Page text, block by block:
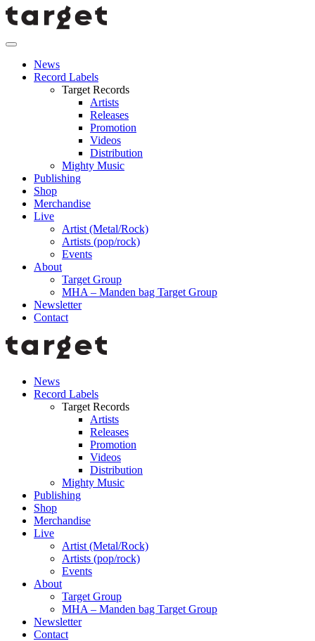
News
Record Labels
Target Records
Artists
Releases
Promotion
Videos
Distribution
Mighty Music
Publishing
Shop
Merchandise
Live
Artist (Metal/Rock)
Artists (pop/rock)
Events
About
Target Group
MHA – Manden bag Target Group
Newsletter
Contact
News
Record Labels
Target Records
Artists
Releases
Promotion
Videos
Distribution
Mighty Music
Publishing
Shop
Merchandise
Live
Artist (Metal/Rock)
Artists (pop/rock)
Events
About
Target Group
MHA – Manden bag Target Group
Newsletter
Contact